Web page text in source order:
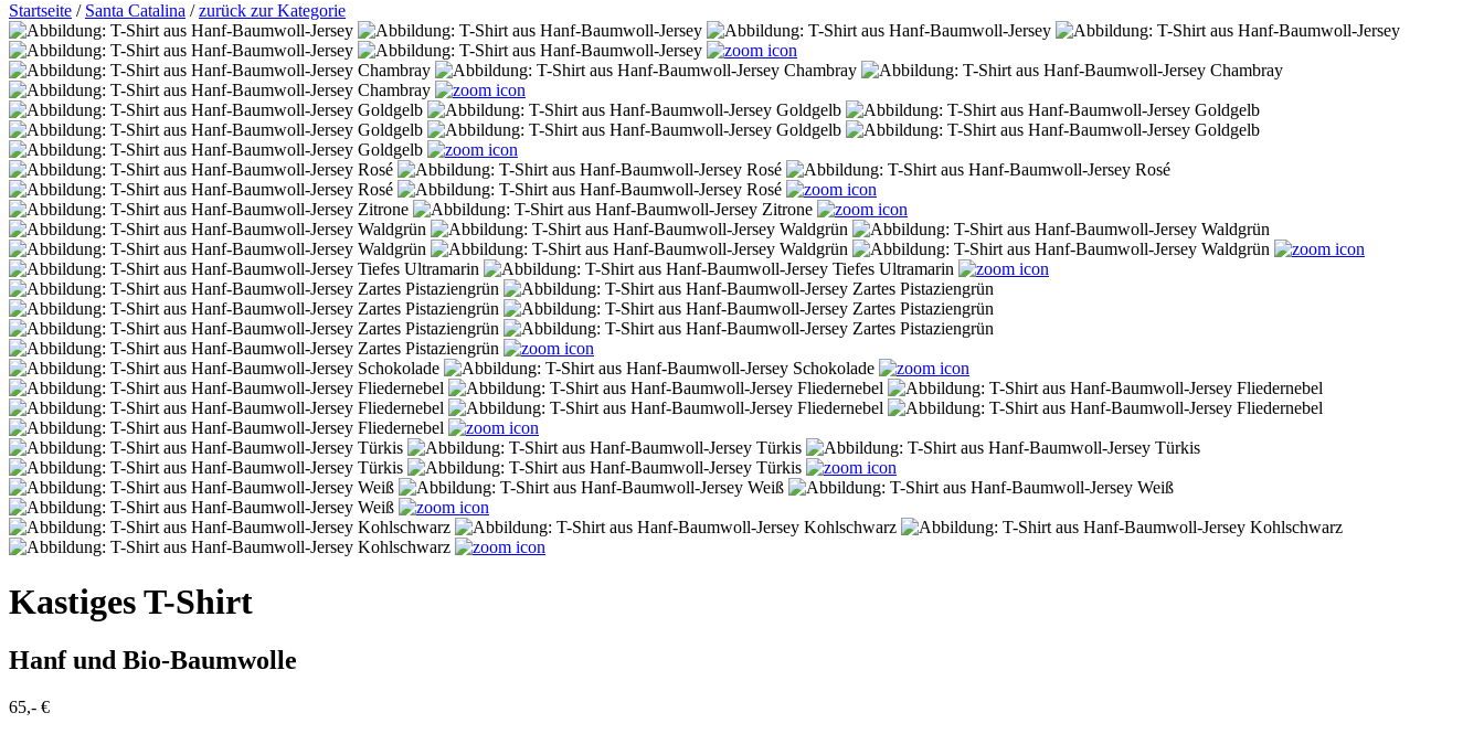
Startseite / Santa Catalina /zurück zur Kategorie
Kastiges T-Shirt
Hanf und Bio-Baumwolle
65,- €